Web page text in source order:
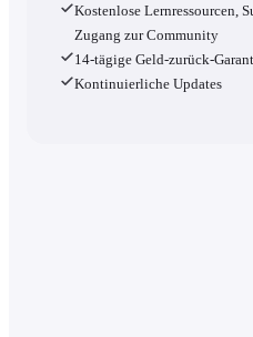
Kostenlose Lernressourcen,
Zugang zur Community
14-tägige Geld-zurück-
Kontinuierliche Updates